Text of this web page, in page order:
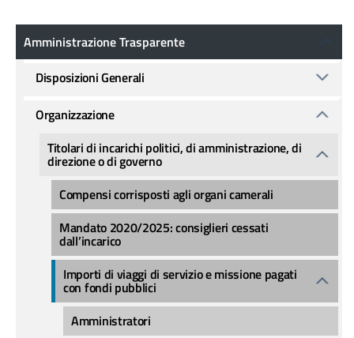
Amministrazione Trasparente
Amministrazione Trasparente
Disposizioni Generali
Organizzazione
Titolari di incarichi politici, di amministrazione, di
direzione o di governo
Compensi corrisposti agli organi camerali
Mandato 2020/2025: consiglieri cessati
dall’incarico
Importi di viaggi di servizio e missione pagati
con fondi pubblici
Amministratori